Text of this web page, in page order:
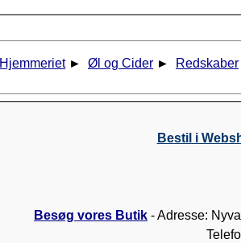
Hjemmeriet ► Øl og Cider ► Redskaber
Bestil i
Besøg vores Butik - Adresse: